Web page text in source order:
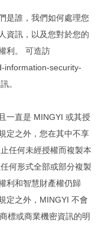
是誰，我們如何處理您
資訊，以及您對於您的
利。 可造訪
information-security-
。
一直是 MINGYI 或其授
定之外，您在其中不享
任何未經授權而複製本
何形式全部或部分複製
利和智慧財產權仍歸
定之外，MINGYI 不會
標或商業機密資訊的明